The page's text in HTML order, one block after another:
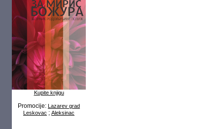
Kupite knjigu
Promocije: Lazarev grad
Leskovac ; Aleksinac